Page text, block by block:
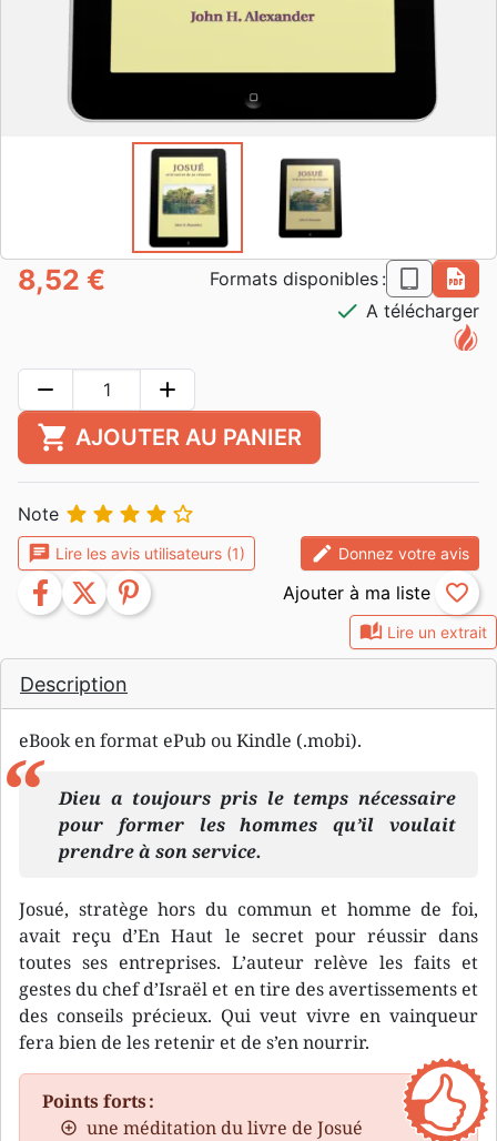
auto_stories Lire un extrait
Description
eBook en format ePub ou Kindle (.mobi).
Dieu a toujours pris le temps nécessaire
pour former les hommes qu’il voulait
prendre à son service.
Josué, stratège hors du commun et homme de foi,
avait reçu d’En Haut le secret pour réussir dans
toutes ses entreprises. L’auteur relève les faits et
gestes du chef d’Israël et en tire des avertissements et
des conseils précieux. Qui veut vivre en vainqueur
fera bien de les retenir et de s’en nourrir.
Points forts :
une méditation du livre de Josué
8,52 € Formats disponibles : epub
pdf
check A télécharger
remove add
shopping_cart AJOUTER AU PANIER
Note     
chat Lire les avis utilisateurs (1) edit Donnez votre avis
facebook twitter pinterest favorite_border